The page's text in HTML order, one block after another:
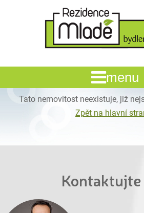
Tato nemovitost neexistuje, již
Zpět na hlavní
Kontaktujte